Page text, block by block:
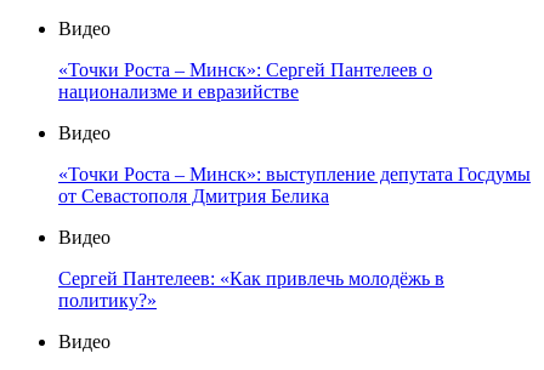
Видео
«Точки Роста – Минск»: Сергей Пантелеев о
национализме и евразийстве
Видео
«Точки Роста – Минск»: выступление депутата Госдумы
от Севастополя Дмитрия Белика
Видео
Сергей Пантелеев: «Как привлечь молодёжь в
политику?»
Видео